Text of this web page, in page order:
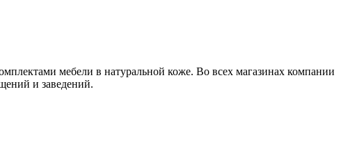
мебели в натуральной коже. Во всех магазинах компании
и заведений.